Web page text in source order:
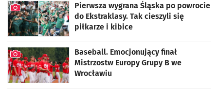
Pierwsza wygrana Śląska po powrocie
do Ekstraklasy. Tak cieszyli się
piłkarze i kibice
Baseball. Emocjonujący finał
Mistrzostw Europy Grupy B we
Wrocławiu